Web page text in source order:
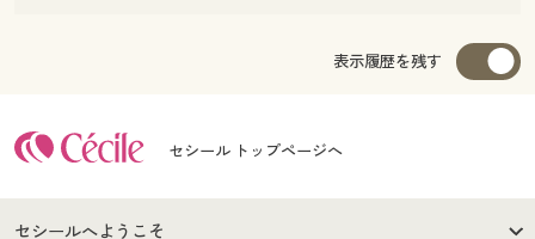
表示履歴を残す
セシール トップページへ
セシールへようこそ